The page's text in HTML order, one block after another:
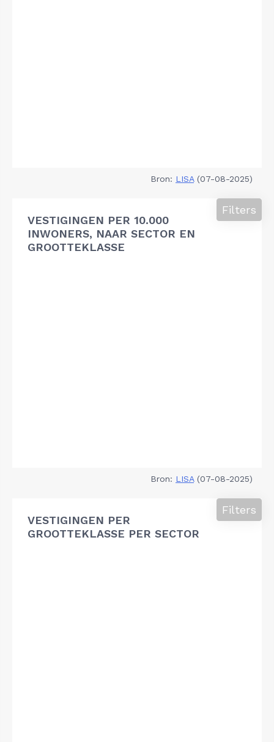
Bron: LISA(07-08-2025)
VESTIGINGEN PER 10.000
INWONERS, NAAR SECTOR EN
GROOTTEKLASSE
Filters
Bron: LISA(07-08-2025)
VESTIGINGEN PER
GROOTTEKLASSE PER SECTOR
Filters